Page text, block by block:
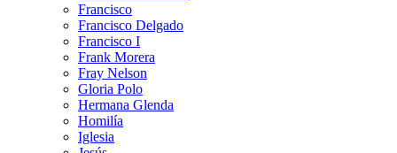
Francisco
Francisco Delgado
Francisco I
Frank Morera
Fray Nelson
Gloria Polo
Hermana Glenda
Homilía
Iglesia